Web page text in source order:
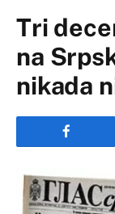
Tri
na
nikada